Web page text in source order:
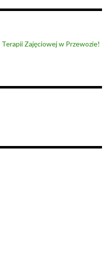
Zajęciowej w Przewozie!